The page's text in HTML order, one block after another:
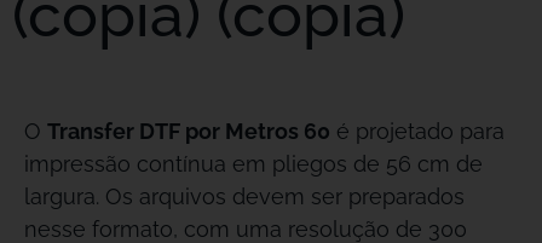
(copia) (copia)
O Transfer DTF por Metros 60 é projetado para
impressão contínua em pliegos de 56 cm de
largura. Os arquivos devem ser preparados
nesse formato, com uma resolução de 300